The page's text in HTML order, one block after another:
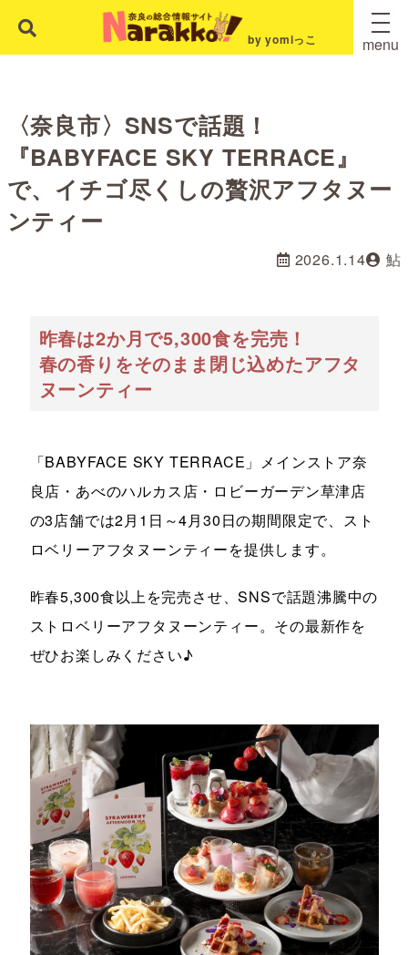
by yomiっこ menu
〈奈良市〉SNSで話題！
『BABYFACE SKY TERRACE』
で、イチゴ尽くしの贅沢アフタヌー
ンティー
2026.1.14 鮎
昨春は2か月で5,300食を完売！
春の香りをそのまま閉じ込めたアフタ
ヌーンティー
「BABYFACE SKY TERRACE」メインストア奈
良店・あべのハルカス店・ロビーガーデン草津店
の3店舗では2月1日～4月30日の期間限定で、スト
ロベリーアフタヌーンティーを提供します。
昨春5,300食以上を完売させ、SNSで話題沸騰中の
ストロベリーアフタヌーンティー。その最新作を
ぜひお楽しみください♪